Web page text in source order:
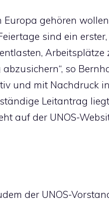
gehören
sind ein
Arbeitsplätze
so
und mit Nachdruck
Leitantrag liegt
auf der UNOS-
der UNOS-